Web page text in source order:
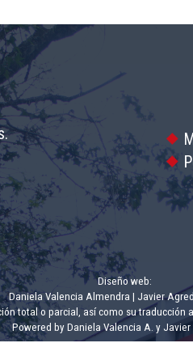
Diseño web:
Daniela Valencia Almendra | Javier
total o parcial, así como su traducción
Powered by Daniela Valencia A. y Javier